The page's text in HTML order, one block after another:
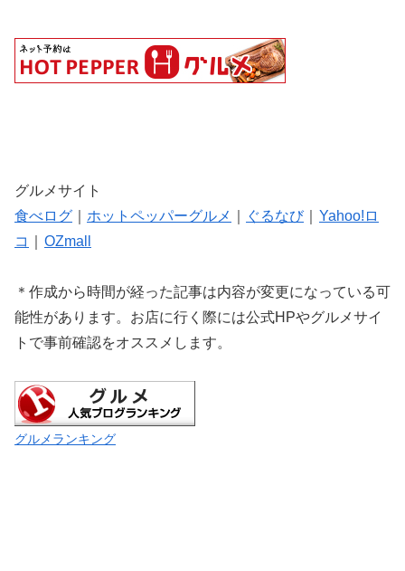
グルメサイト
食べログ
ホットペッパーグルメ ぐるなび｜ Yahoo!ロ
コ
OZmall
＊作成から時間が経った記事は内容が変更になっている可
能性があります。お店に行く際には公式HPやグルメサイ
トで事前確認をオススメします。
グルメランキング